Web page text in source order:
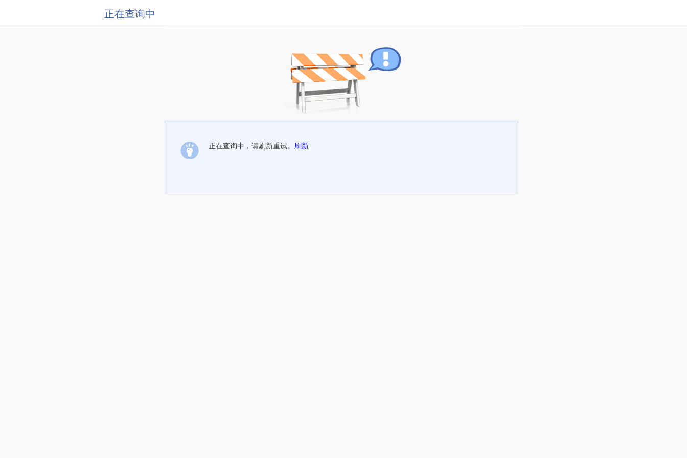
正在查询中
正在查询中，请刷新重试。 刷新